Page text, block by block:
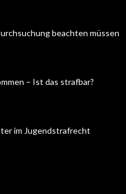
beachten müssen
– Ist das strafbar?
im Jugendstrafrecht